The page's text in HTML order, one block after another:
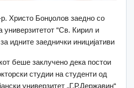
Христо Бонџолов заедно со
универзитетот “Св. Кирил и
идните заеднички иницијативи
беше заклучено дека постои
студии на студенти од
универзитет „Г.Р.Державин“